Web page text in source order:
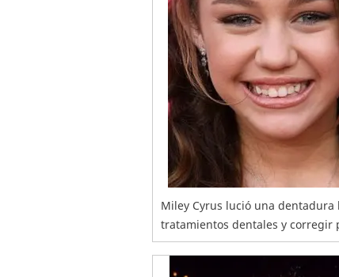
Miley Cyrus lució una
tratamientos dentales y corregir